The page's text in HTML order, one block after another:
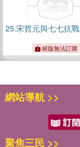
25.宋哲元與七七抗戰
絕版無法訂購
網站導航 >>
聚焦三民 >>